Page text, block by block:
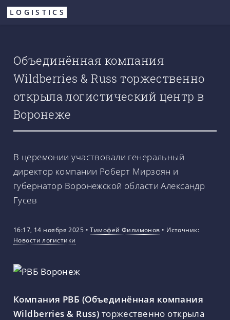
Перейти
LOGISTICS
Объединённая компания
Wildberries & Russ торжественно
открыла логистический центр в
Воронеже
В церемонии участвовали генеральный
директор компании Роберт Мирзоян и
губернатор Воронежской области Александр
Гусев
16:17, 14 ноября 2025 •Тимофей Филимонов • Источник:
Новости логистики
Компания РВБ (Объединённая компания
Wildberries & Russ) торжественно открыла